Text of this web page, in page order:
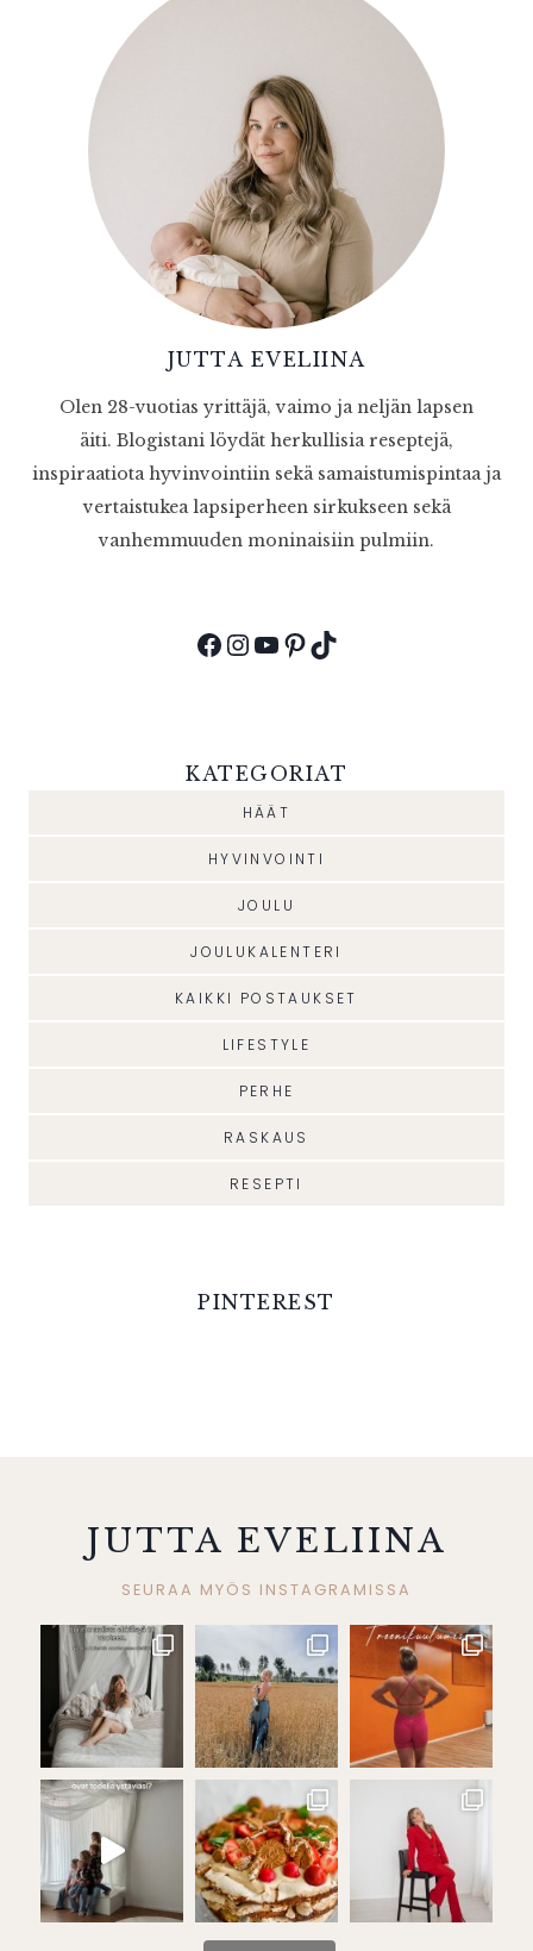
JUTTA EVELIINA
Olen 28-vuotias yrittäjä, vaimo ja neljän lapsen
äiti. Blogistani löydät herkullisia reseptejä,
inspiraatiota hyvinvointiin sekä samaistumispintaa ja
vertaistukea lapsiperheen sirkukseen sekä
vanhemmuuden moninaisiin pulmiin.
Facebook
Instagram
YouTube
Pinterest
TikTok
KATEGORIAT
HÄÄT
HYVINVOINTI
JOULU
JOULUKALENTERI
KAIKKI POSTAUKSET
LIFESTYLE
PERHE
RASKAUS
RESEPTI
PINTEREST
JUTTA EVELIINA
SEURAA MYÖS INSTAGRAMISSA